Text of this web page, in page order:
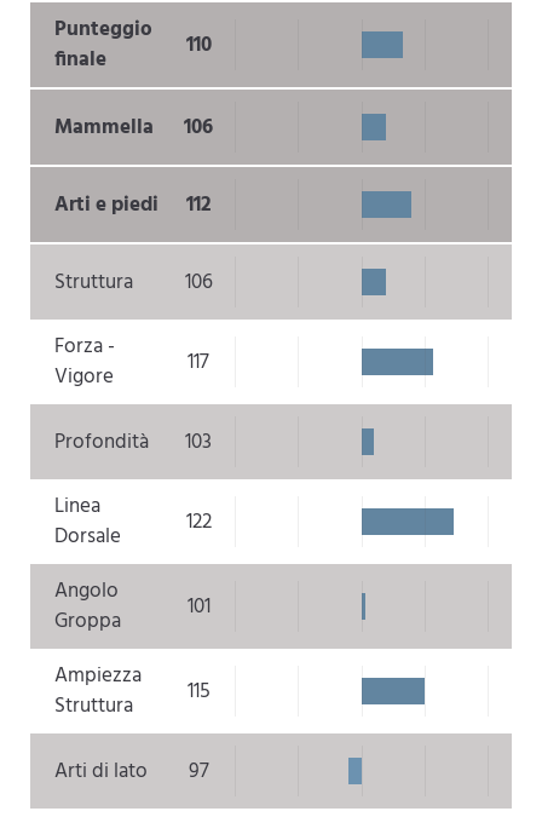
Punteggio
finale
110
Mammella 106
Arti e piedi 112
Struttura
106
Forza -
Vigore
117
Profondità
103
Linea
Dorsale
122
Angolo
Groppa
101
Ampiezza
Struttura
115
Arti di lato
97